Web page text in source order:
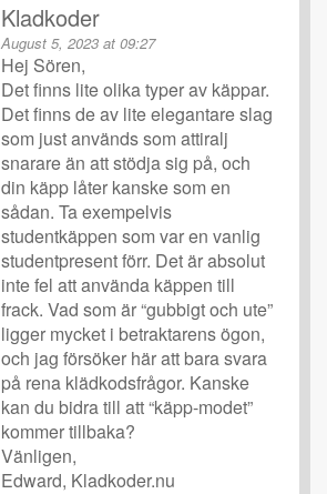
Kladkoder
August 5, 2023 at 09:27
Hej Sören,
Det finns lite olika typer av käppar.
Det finns de av lite elegantare slag
som just används som attiralj
snarare än att stödja sig på, och
din käpp låter kanske som en
sådan. Ta exempelvis
studentkäppen som var en vanlig
studentpresent förr. Det är absolut
inte fel att använda käppen till
frack. Vad som är “gubbigt och ute”
ligger mycket i betraktarens ögon,
och jag försöker här att bara svara
på rena klädkodsfrågor. Kanske
kan du bidra till att “käpp-modet”
kommer tillbaka?
Vänligen,
Edward, Kladkoder.nu